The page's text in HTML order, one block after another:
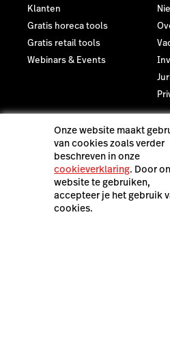
Klanten
Gratis horeca tools
Gratis retail tools
Webinars & Events
Laatste resources
De Lightspeed Restaurant
Onze website maakt
van cookies zoals verder
beschreven in onze
cookieverklaring. Door
website te gebruiken,
accepteer je het gebruik
cookies.